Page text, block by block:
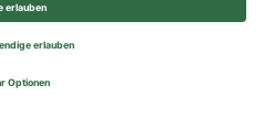
- All rights reserved